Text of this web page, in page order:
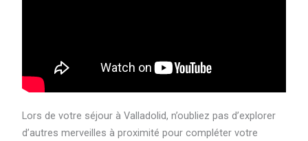
Lors de votre séjour à Valladolid, n’oubliez pas d’explorer
d’autres merveilles à proximité pour compléter votre